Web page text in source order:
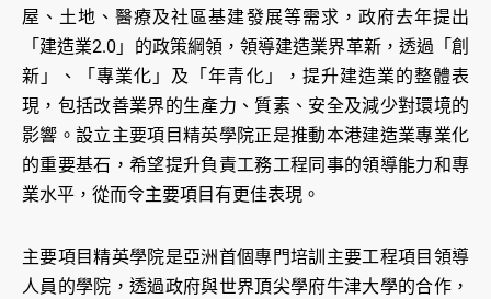
屋、土地、醫療及社區基建發展等需求，政府去年提出
「建造業2.0」的政策綱領，領導建造業界革新，透過「創
新」、「專業化」及「年青化」，提升建造業的整體表
現，包括改善業界的生產力、質素、安全及減少對環境的
影響。設立主要項目精英學院正是推動本港建造業專業化
的重要基石，希望提升負責工務工程同事的領導能力和專
業水平，從而令主要項目有更佳表現。
主要項目精英學院是亞洲首個專門培訓主要工程項目領導
人員的學院，透過政府與世界頂尖學府牛津大學的合作，